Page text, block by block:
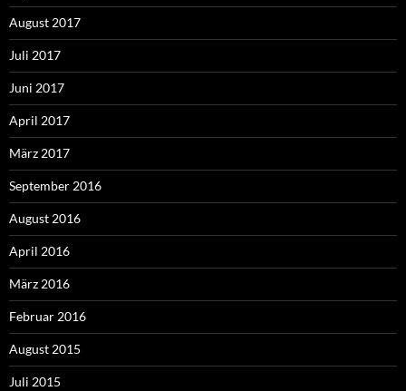
August 2017
Juli 2017
Juni 2017
April 2017
März 2017
September 2016
August 2016
April 2016
März 2016
Februar 2016
August 2015
Juli 2015